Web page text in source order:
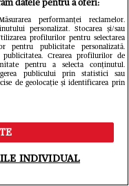
a
spune
VEDETE
Oana Lis
slăbească
Mesaj
afectează
datele pentru a oferi:
performanței reclamelor.
personalizat. Stocarea și/sau
profilurilor pentru selectarea
pentru publicitate personalizată.
Crearea profilurilor de
pentru a selecta conținutul.
publicului prin statistici sau
de geolocație și identificarea prin
INDIVIDUAL